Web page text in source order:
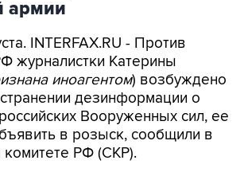
INTERFAX.RU - Против
иноагентом ) возбуждено
дезинформации о
Вооруженных сил, ее
в розыск, сообщили в
РФ (СКР).
Гордеева разместила в